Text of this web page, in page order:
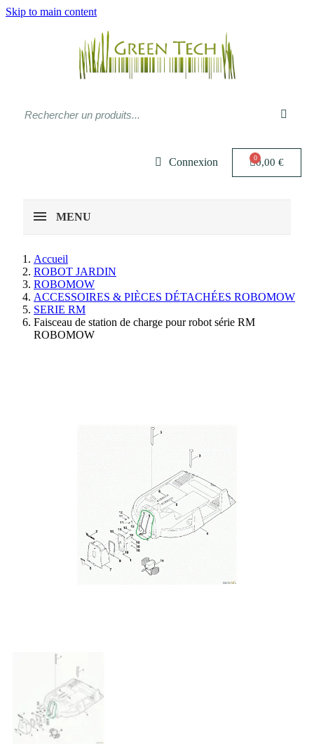
Skip to main content
Connexion 0,00 €
MENU
Accueil
ROBOT JARDIN
ROBOMOW
ACCESSOIRES & PIÈCES DÉTACHÉES ROBOMOW
SERIE RM
Faisceau de station de charge pour robot série RM
ROBOMOW